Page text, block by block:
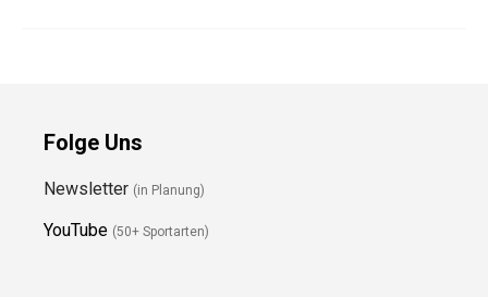
Folge Uns
Newsletter (in Planung)
YouTube (50+ Sportarten)